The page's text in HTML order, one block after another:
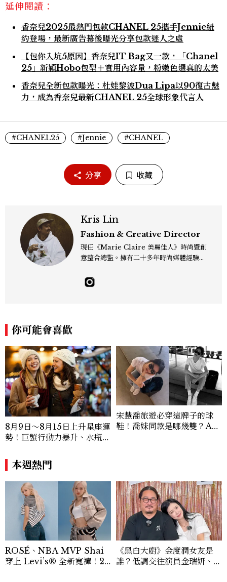
延伸閱讀：
香奈兒2025最熱門包款CHANEL 25攜手Jennie紐
約登場，最新廣告幕後曝光分享包款迷人之處
【包你入坑5原因】香奈兒IT Bag又一款，「Chanel
25」新穎Hobo包型＋實用內容量，粉嫩色選真的太美
香奈兒全新包款曝光：杜娃黎波Dua Lipa以90復古魅
力，成為香奈兒最新CHANEL 25全球形象代言人
#CHANEL25 #Jennie #CHANEL
分享 收藏
Kris Lin
Fashion & Creative Director
現任《Marie Claire 美麗佳人》時尚暨創
意整合總監。擁有二十多年時尚媒體經驗，
化與情感。喜歡在時尚裡找故事，也習慣用
影像描繪美的力量。工作專長涵蓋秀場報
你可能會喜歡
8月9日～8月15日上升星座運
勢！巨蟹行動力暴升、水瓶迎
宋慧喬旅遊必穿這牌子的球
鞋！喬妹同款是哪幾雙？AU
本週熱門
ROSÉ、NBA MVP Shai
穿上 Levi’s® 全新寬褲！20
《黑白大廚》金度潤女友是
誰？低調交往演員金瑞妍、曾